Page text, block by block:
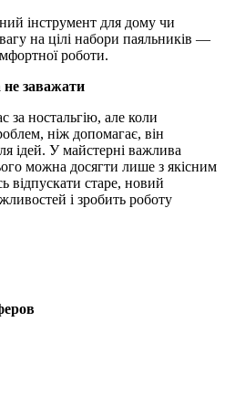
інструмент для дому чи
на цілі набори паяльників —
роботи.
заважати
за ностальгію, але коли
ніж допомагає, він
ідей. У майстерні важлива
можна досягти лише з якісним
відпускати старе, новий
і зробить роботу